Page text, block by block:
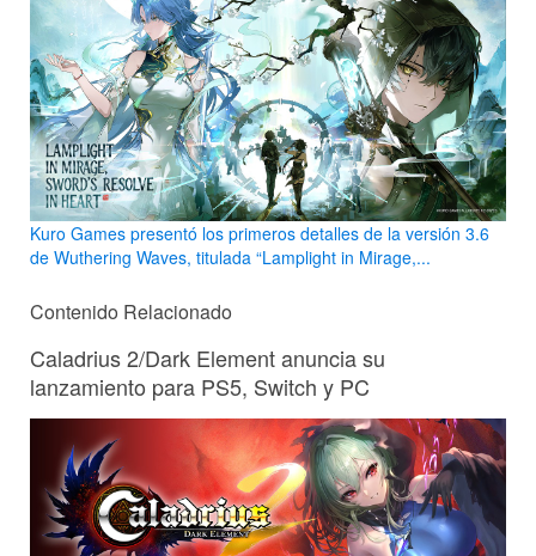
Kuro Games presentó los primeros detalles de la versión 3.6
de Wuthering Waves, titulada “Lamplight in Mirage,...
Contenido Relacionado
Caladrius 2/Dark Element anuncia su
lanzamiento para PS5, Switch y PC